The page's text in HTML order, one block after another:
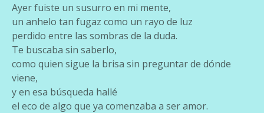
Ayer fuiste un susurro en mi mente,
un anhelo tan fugaz como un rayo de luz
perdido entre las sombras de la duda.
Te buscaba sin saberlo,
como quien sigue la brisa sin preguntar de dónde
viene,
y en esa búsqueda hallé
el eco de algo que ya comenzaba a ser amor.